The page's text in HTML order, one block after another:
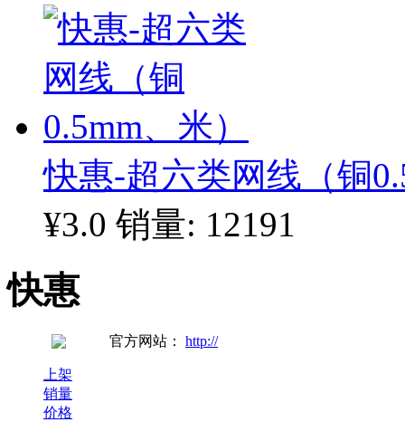
快惠-超六类网线（铜
¥3.0 销量: 12191
快惠
官方网站： http://
上架
销量
价格